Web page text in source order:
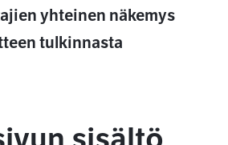
yhteinen näkemys
tulkinnasta